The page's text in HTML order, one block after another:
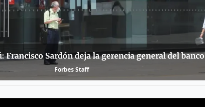
Francisco Sardón deja la gerencia general del banco
Forbes Staff